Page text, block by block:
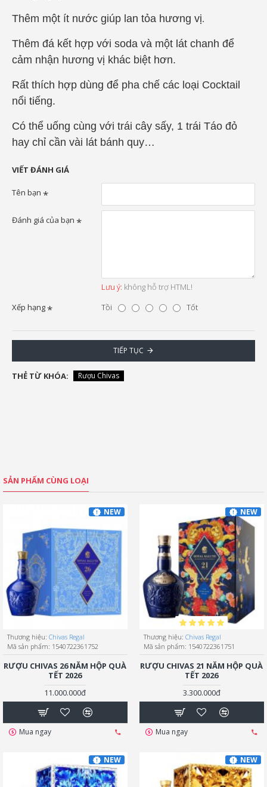
Thêm một ít nước giúp lan tỏa hương vị.
Thêm đá kết hợp với soda và một lát chanh để
cảm nhận hương vị khác biệt hơn.
Rất thích hợp dùng để pha chế các loại Cocktail
nổi tiếng.
Có thể uống cùng với trái cây sấy, 1 trái Táo đỏ
hay chỉ cần vài lát bánh quy…
VIẾT ĐÁNH GIÁ
Tên bạn
Đánh giá của bạn
Lưu ý: không hỗ trợ HTML!
Xếp hạng
Tồi Tốt
TIẾP TỤC
THẺ TỪ KHÓA: Rượu Chivas
SẢN PHẨM CÙNG LOẠI
NEW
Thương hiệu: Chivas Regal
Mã sản phẩm: 1540722361752
RƯỢU CHIVAS 26 NĂM HỘP QUÀ
TẾT 2026
11.000.000đ
Mua ngay
NEW
Thương hiệu: Chivas Regal
Mã sản phẩm: 1540722361751
RƯỢU CHIVAS 21 NĂM HỘP QUÀ
TẾT 2026
3.300.000đ
Mua ngay
NEW NEW